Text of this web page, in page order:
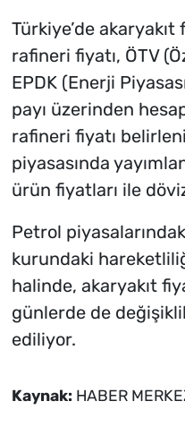
Türkiye’de
rafineri fiyatı, ÖTV
EPDK (Enerji
payı üzerinden
rafineri fiyatı
piyasasında
ürün fiyatları ile
Petrol
kurundaki
halinde, akaryakıt
günlerde de
ediliyor.
Kaynak: HABER